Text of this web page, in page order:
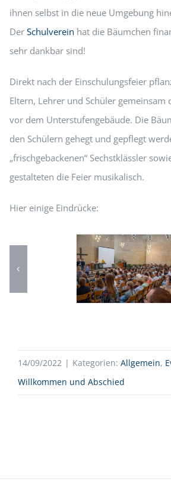
ihnen selbst in die neue Umgebung
Der Schulverein hat die Bäumchen
sehr dankbar sind!
Direkt nach der Einschulungsfeier
Eltern, Lehrer und Schüler gemeinsam
vor dem Unterstufengebäude. Die
den Schülern gehegt und gepflegt
„frischgebackenen“ Sechstklässler
gestalteten die Feier musikalisch.
Hier einige Eindrücke:
14/09/2022 | Kategorien: Allgemein,
Willkommen und Abschied